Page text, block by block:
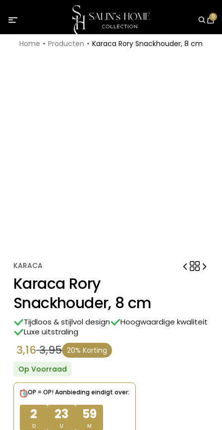
0
Home Producten Karaca Rory Snackhouder, 8 cm
KARACA
Karaca Rory
Snackhouder, 8 cm
Tijdloos & stijlvol design
Hoogwaardige kwaliteit
Luxe uitstraling
3,95
Oorspronkelijke
prijs
was:
€ 3,95.
3,16
Huidige
prijs
is:
€ 3,16.
20% Korting
Op Voorraad
OP = OP!Aanbieding eindigt over:
2
D
23
U
59
M